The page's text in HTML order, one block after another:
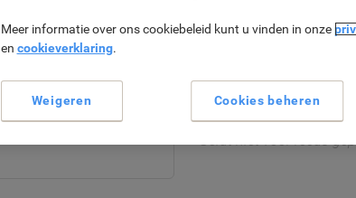
Uw GRATIS geschenk*
als uw bestelbedrag
Meer informatie over ons cookiebeleid kunt u vinden in onze
en cookieverklaring.
Weigeren Cookies beheren